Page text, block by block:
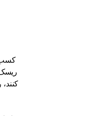
کسب